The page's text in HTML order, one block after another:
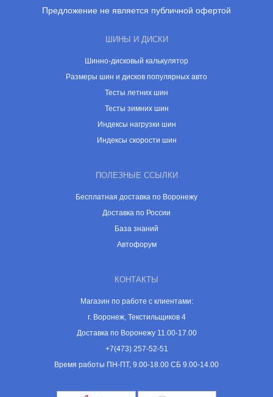
Предложение не является публичной офертой
ШИНЫ И ДИСКИ
Шинно-дисковый калькулятор
Размеры шин и дисков популярных авто
Тесты летних шин
Тесты зимних шин
Индексы нагрузки шин
Индексы скорости шин
ПОЛЕЗНЫЕ ССЫЛКИ
Бесплатная доставка по Воронежу
Доставка по России
База знаний
Автофорум
КОНТАКТЫ
Магазин по работе с клиентами:
г. Воронеж, Текстильщиков 4
Доставка по Воронежу 11.00-17.00
+7(473) 257-52-51
Время работы ПН-ПТ, 9.00-18.00 СБ 9.00-14.00